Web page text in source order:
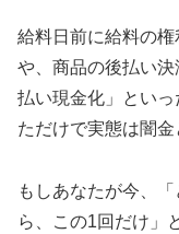
給料日前に給料の権
や、商品の後払い
払い現金化」とい
ただけで実態は闇金
もしあなたが今、
ら、この1回だけ」